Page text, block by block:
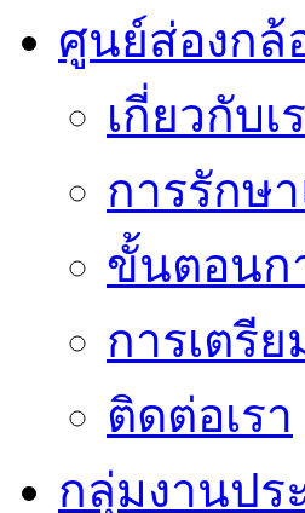
ศูนย์ส่องกล้
เกี่ยวกับเ
การรักษ
ขั้นตอนก
การเตรี
ติดต่อเรา
กลุ่มงานป